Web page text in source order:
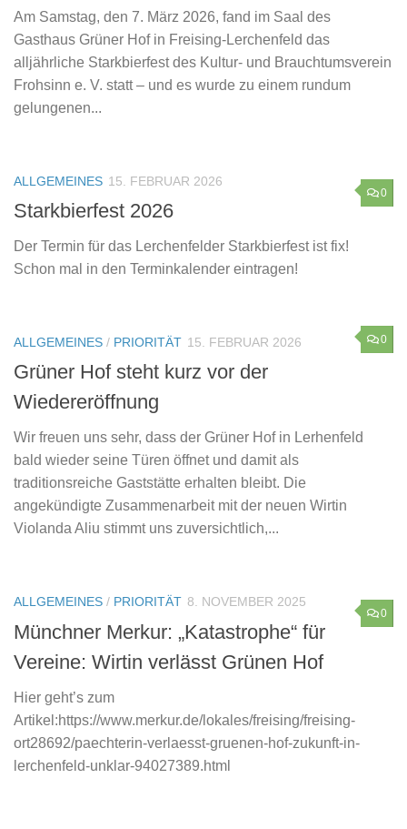
Am Samstag, den 7. März 2026, fand im Saal des
Gasthaus Grüner Hof in Freising-Lerchenfeld das
alljährliche Starkbierfest des Kultur- und Brauchtumsverein
Frohsinn e. V. statt – und es wurde zu einem rundum
gelungenen...
0
ALLGEMEINES 15. FEBRUAR 2026
Starkbierfest 2026
Der Termin für das Lerchenfelder Starkbierfest ist fix!
Schon mal in den Terminkalender eintragen!
0
ALLGEMEINES / PRIORITÄT 15. FEBRUAR 2026
Grüner Hof steht kurz vor der
Wiedereröffnung
Wir freuen uns sehr, dass der Grüner Hof in Lerhenfeld
bald wieder seine Türen öffnet und damit als
traditionsreiche Gaststätte erhalten bleibt. Die
angekündigte Zusammenarbeit mit der neuen Wirtin
Violanda Aliu stimmt uns zuversichtlich,...
0
ALLGEMEINES / PRIORITÄT 8. NOVEMBER 2025
Münchner Merkur: „Katastrophe“ für
Vereine: Wirtin verlässt Grünen Hof
Hier geht’s zum
Artikel:https://www.merkur.de/lokales/freising/freising-
ort28692/paechterin-verlaesst-gruenen-hof-zukunft-in-
lerchenfeld-unklar-94027389.html